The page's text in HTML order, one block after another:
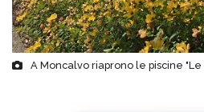
A Moncalvo riaprono le piscine